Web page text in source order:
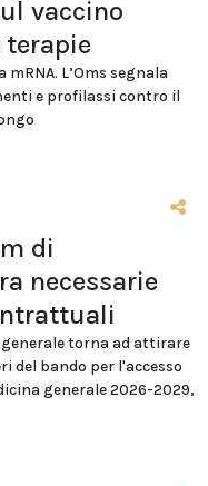
vaccino
terapie
L’Oms segnala
e profilassi contro il
di
necessarie
torna ad attirare
del bando per l'accesso
generale 2026-2029,